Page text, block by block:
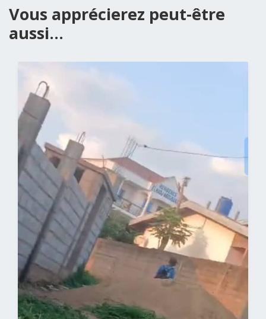
Vous apprécierez peut-être
aussi...